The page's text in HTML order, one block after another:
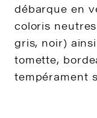
débarque en
coloris
gris, noir)
tomette,
tempérament